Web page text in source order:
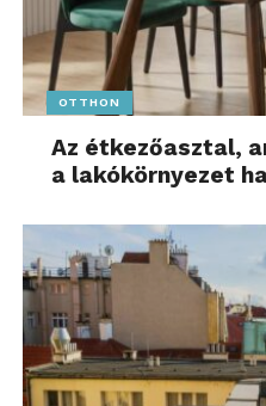
OTTHON
Az étkezőasztal,
a lakókörnyezet